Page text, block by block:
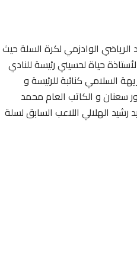
الاتحاد الرياضي الوادزمي لكرة السلة حيث
حياة لحسيني رئيسة للنادي
السلامي كنائبة للرئيسة و
سعنان و الكاتب العام محمد
الهلالي اللاعب السابق لسلة